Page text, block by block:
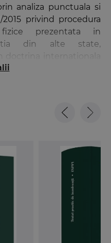
analiza punctuala si
privind procedura
prezentata in
din alte state,
norme sau institutii
suficienta